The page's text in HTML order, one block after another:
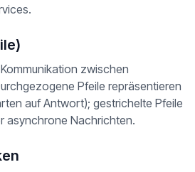
zwischen
Pfeile repräsentieren
auf Antwort); gestrichelte Pfeile
asynchrone Nachrichten.